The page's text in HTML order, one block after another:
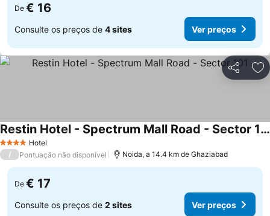
De € 16
Consulte os preços de 4 sites Ver preços
Partilhar
4 EstrelasHotel
Restin Hotel - Spectrum Mall Road - Sector 101
Ver preços
/ Pontuação não disponível Noida, a 14.4 km de Ghaziabad
De € 17
Consulte os preços de 2 sites Ver preços